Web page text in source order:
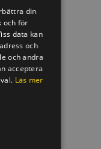
din
och för
data kan
och
och andra
acceptera
Läs mer